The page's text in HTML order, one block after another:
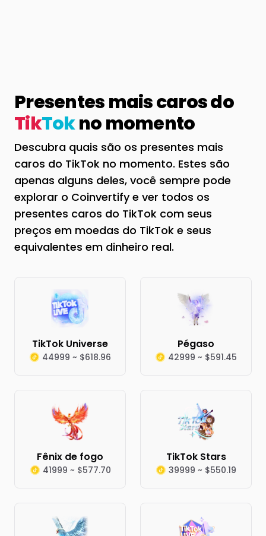
Presentes mais caros do
TikTokno momento
Descubra quais são os presentes mais
caros do TikTok no momento. Estes são
apenas alguns deles, você sempre pode
explorar o Coinvertify e ver todos os
presentes caros do TikTok com seus
preços em moedas do TikTok e seus
equivalentes em dinheiro real.
TikTok Universe
44999 ~ $618.96
Pégaso
42999 ~ $591.45
Fênix de fogo
41999 ~ $577.70
TikTok Stars
39999 ~ $550.19